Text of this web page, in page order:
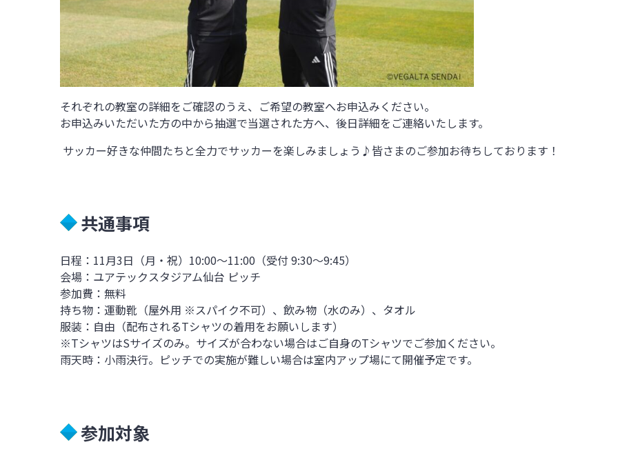
それぞれの教室の詳細をご確認のうえ、ご希望の教室へお申込みください。
お申込みいただいた方の中から抽選で当選された方へ、後日詳細をご連絡いたします。
サッカー好きな仲間たちと全力でサッカーを楽しみましょう♪皆さまのご参加お待ちしております！
共通事項
日程： 11月3日（月・祝） 10:00～11:00 （受付9:30～9:45）
会場：ユアテックスタジアム仙台 ピッチ
参加費：無料
持ち物：運動靴（屋外用 ※スパイク不可）、飲み物（水のみ）、タオル
服装：自由（配布されるTシャツの着用をお願いします）
※TシャツはSサイズのみ。サイズが合わない場合はご自身のTシャツでご参加ください。
雨天時：小雨決行。ピッチでの実施が難しい場合は室内アップ場にて開催予定です。
参加対象